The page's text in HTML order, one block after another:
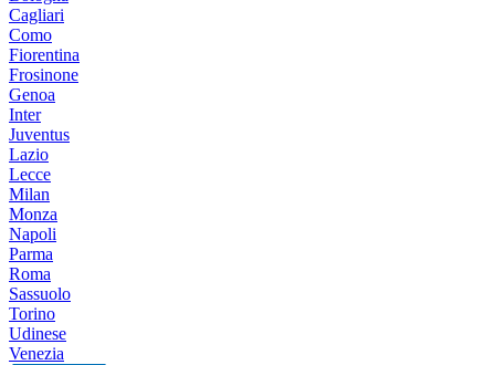
Cagliari
Como
Fiorentina
Frosinone
Genoa
Inter
Juventus
Lazio
Lecce
Milan
Monza
Napoli
Parma
Roma
Sassuolo
Torino
Udinese
Venezia